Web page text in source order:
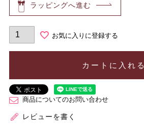
ラッピングへ進む
お気に入りに登録する
カートに入れる
商品についてのお問い合わせ
レビューを書く